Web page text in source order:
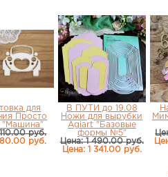
для
Просто
"Машина"
руб.
руб.
В ПУТИ до 19.08
Ножи для вырубки
Agiart "Базовые
формы №5"
Цена: 1 490.00 руб.
Цена: 1 341.00 руб.